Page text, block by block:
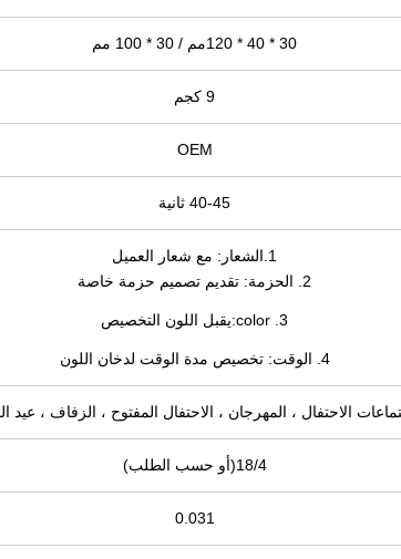
30 * 40 * 120 مم / 30 * 100 مم
9 كجم
OEM
40-45 ثانية
1.الشعار: مع شعار العميل
2. الحزمة: تقديم تصميم حزمة خاصة
3. color: يقبل اللون التخصيص
4. الوقت: تخصيص مدة الوقت لدخان اللون
الاحتفال ، المهرجان ، الاحتفال المفتوح ، الزفاف ، عيد
18/4(أو حسب الطلب)
0.031